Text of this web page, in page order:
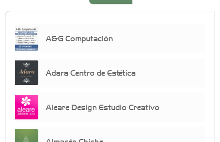
A&G Computación
Adara Centro de Estética
Aleare Design Estudio Creativo